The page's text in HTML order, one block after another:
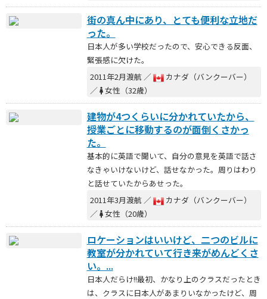
街の真ん中にあり、とても便利な立地だ
った。
日本人が多い学校だったので、安心できる反面、
緊張感に欠けた。
2011年2月渡航 ／
カナダ（バンクーバー）
／ 女性（32歳）
建物が4つくらいに分かれていたから、
授業ごとに移動するのが面倒くさかっ
た。
基本的に英語で聞いて、自分の意見を英語で話さ
なきゃいけないけど、話せなかった。周りはわり
と話せていたからあせった。
2011年3月渡航 ／
カナダ（バンクーバー）
／ 女性（20歳）
ロケーションはいいけど、二つのビルに
教室が分かれていて行き来がめんどくさ
い。...
日本人だらけ!!最初、かなり上のクラスだったとき
は、クラスに日本人があまりいなかったけど、周